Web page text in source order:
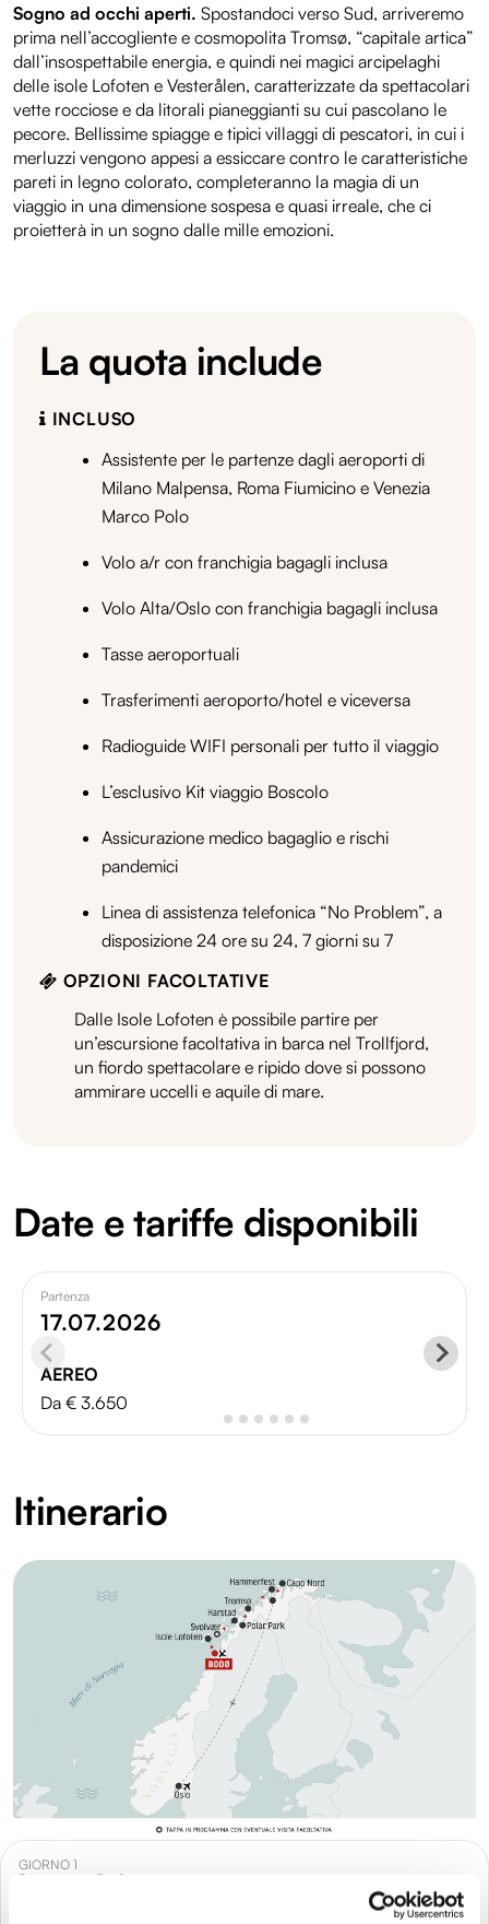
Sogno ad occhi aperti. Spostandoci verso Sud, arriveremo
prima nell’accogliente e cosmopolita Tromsø, “capitale artica”
dall’insospettabile energia, e quindi nei magici arcipelaghi
delle isole Lofoten e Vesterålen, caratterizzate da spettacolari
vette rocciose e da litorali pianeggianti su cui pascolano le
pecore. Bellissime spiagge e tipici villaggi di pescatori, in cui i
merluzzi vengono appesi a essiccare contro le caratteristiche
pareti in legno colorato, completeranno la magia di un
viaggio in una dimensione sospesa e quasi irreale, che ci
proietterà in un sogno dalle mille emozioni.
La quota include
INCLUSO
Assistente per le partenze dagli aeroporti di
Milano Malpensa, Roma Fiumicino e Venezia
Marco Polo
Volo a/r con franchigia bagagli inclusa
Volo Alta/Oslo con franchigia bagagli inclusa
Tasse aeroportuali
Trasferimenti aeroporto/hotel e viceversa
Radioguide WIFI personali per tutto il viaggio
L’esclusivo Kit viaggio Boscolo
Assicurazione medico bagaglio e rischi
pandemici
Linea di assistenza telefonica “No Problem”, a
disposizione 24 ore su 24, 7 giorni su 7
OPZIONI FACOLTATIVE
Dalle Isole Lofoten è possibile partire per
un’escursione facoltativa in barca nel Trollfjord,
un fiordo spettacolare e ripido dove si possono
ammirare uccelli e aquile di mare.
Date e tariffe disponibili
Partenza
17.07.2026
AEREO
Da € 3.650
Itinerario
GIORNO 1
Partenza - Bodo